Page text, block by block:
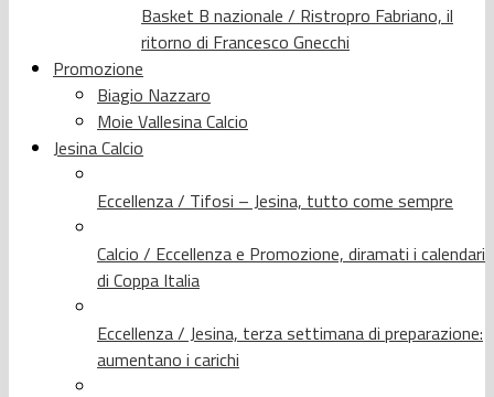
Basket B nazionale / Ristropro Fabriano, il
ritorno di Francesco Gnecchi
Promozione
Biagio Nazzaro
Moie Vallesina Calcio
Jesina Calcio
Eccellenza / Tifosi – Jesina, tutto come sempre
Calcio / Eccellenza e Promozione, diramati i calendari
di Coppa Italia
Eccellenza / Jesina, terza settimana di preparazione:
aumentano i carichi